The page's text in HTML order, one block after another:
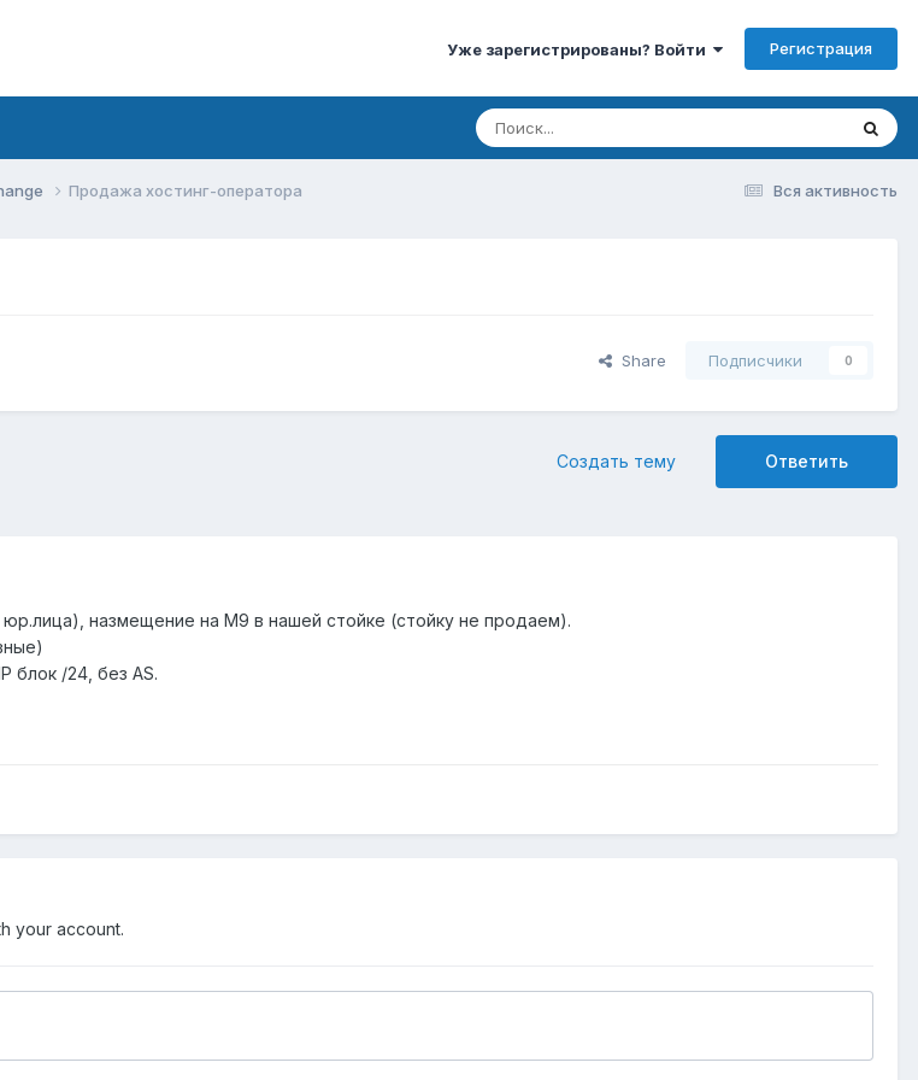
Уже зарегистрированы? Войти Регистрация
Вся активность
Продажа хостинг-оператора
Share Подписчики 0
Ответить
Создать тему
назмещение на М9 в нашей стойке (стойку не продаем).
блок /24, без AS.
your account.